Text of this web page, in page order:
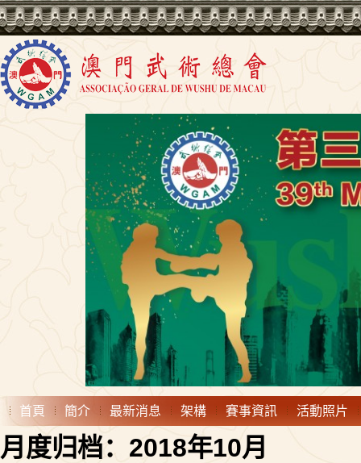
首頁 簡介 最新消息 架構 賽事資訊 活動照片
月度归档：2018年10月